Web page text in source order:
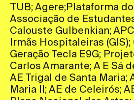
TUB; Agere;Plataforma do
Associação de
Calouste Gulbenkian;
Irmãs Hospitaleiras
Geração Tecla E9G;
Carlos Amarante; A E Sá
AE Trigal de Santa Maria;
Maria II; AE de Celeirós;